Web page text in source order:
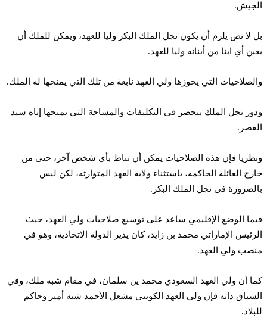
الجيش.
بل لا نص يلزم أن يكون نجل الملك البكر وليا للعهد، ويمكن للملك أن
يعين أي ابنا من أبنائه وليا للعهد.
والصلاحيات التي يحوزها ولي العهد نابعة من تلك التي يمنحها له الملك.
ودور نجل الملك ينحصر في التكليفات والمساحة التي يمنحها إياه سيد
القصر.
ونظريا فإن هذه الصلاحيات يمكن أن تناط بأي شخص آخر، حتى من
خارج العائلة الحاكمة، باستثناء ولاية العهد المتوارثة، لكن ليس
بالضرورة في نجل الملك البكر.
فيما الوضع الإقليمي ساعد على توسيع صلاحيات ولي العهد، حيث
الرئيس الإماراتي محمد بن زايد، كان يدير الدولة الاتحادية، وهو في
منصب ولي العهد.
كما أن ولي العهد السعودي محمد ين سلمان، في مقام شبه ملك، وفي
السياق ذاته فإن ولي العهد الكويتي مشعل الأحمد شبه أمير وحاكم
للبلاد.